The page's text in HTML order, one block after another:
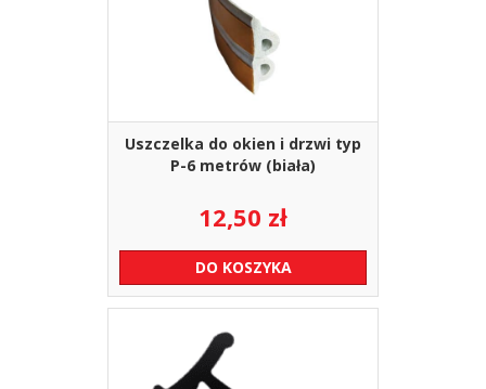
Uszczelka do okien i drzwi typ
P-6 metrów (biała)
12,50 zł
DO KOSZYKA